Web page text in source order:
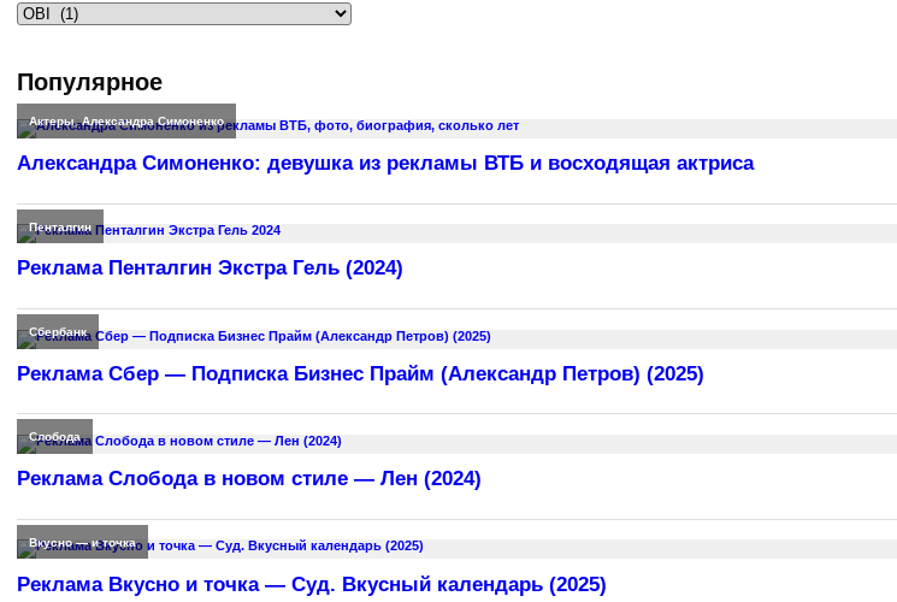
Рубрики
Популярное
Актеры,Александра Симоненко
Александра Симоненко: девушка из рекламы ВТБ и восходящая актриса
Пенталгин
Реклама Пенталгин Экстра Гель (2024)
Сбербанк
Реклама Сбер — Подписка Бизнес Прайм (Александр Петров) (2025)
Слобода
Реклама Слобода в новом стиле — Лен (2024)
Вкусно — и точка
Реклама Вкусно и точка — Суд. Вкусный календарь (2025)